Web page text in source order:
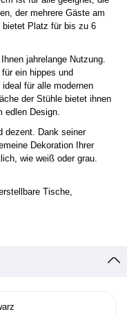
der mehrere Gäste am
bietet Platz für bis zu 6
jahrelange Nutzung.
ein hippes und
für alle modernen
der Stühle bietet ihnen
edlen Design.
dezent. Dank seiner
Dekoration Ihrer
wie weiß oder grau.
Tische